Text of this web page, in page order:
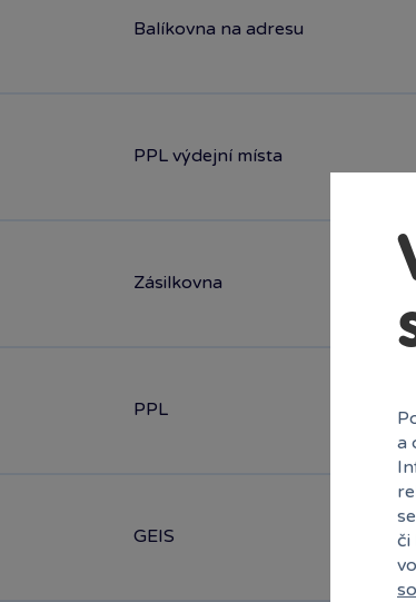
Balíkovna na adresu
PPL výdejní místa
Zásilkovna
PPL
GEIS
a
či